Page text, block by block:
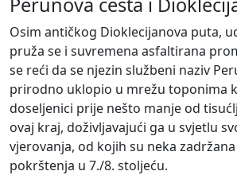
Osim antičkog Dioklecijanova puta,
pruža se i suvremena asfaltirana
se reći da se njezin službeni naziv
prirodno uklopio u mrežu toponima
doseljenici prije nešto manje od
ovaj kraj, doživljavajući ga u svjetlu
vjerovanja, od kojih su neka
pokrštenja u 7./8. stoljeću.